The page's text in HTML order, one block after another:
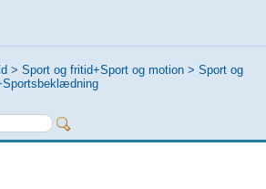
> Sport og fritid+Sport og motion > Sport og